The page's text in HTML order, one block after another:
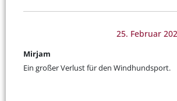
25. Februar
Mirjam
Ein großer Verlust für den Windhundsport.